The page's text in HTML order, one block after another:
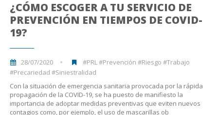
¿CÓMO ESCOGER A TU SERVICIO DE
PREVENCIÓN EN TIEMPOS DE COVID-
19?
28/07/2020
#PRL #Prevención #Riesgo #Trabajo
#Precariedad #Siniestralidad
Con la situación de emergencia sanitaria provocada por la rápida
propagación de la COVID-19, se ha puesto de manifiesto la
importancia de adoptar medidas preventivas que eviten nuevos
contagios como, por ejemplo, el uso de mascarillas ob